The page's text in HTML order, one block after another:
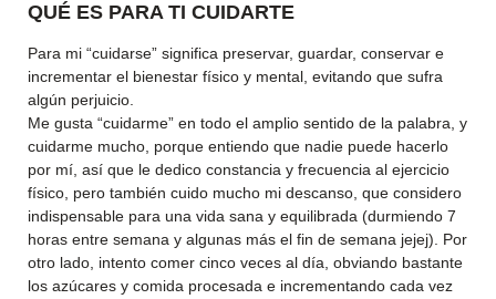
QUÉ ES PARA TI CUIDARTE
Para mi “cuidarse” significa preservar, guardar, conservar e
incrementar el bienestar físico y mental, evitando que sufra
algún perjuicio.
Me gusta “cuidarme” en todo el amplio sentido de la palabra, y
cuidarme mucho, porque entiendo que nadie puede hacerlo
por mí, así que le dedico constancia y frecuencia al ejercicio
físico, pero también cuido mucho mi descanso, que considero
indispensable para una vida sana y equilibrada (durmiendo 7
horas entre semana y algunas más el fin de semana jejej). Por
otro lado, intento comer cinco veces al día, obviando bastante
los azúcares y comida procesada e incrementando cada vez